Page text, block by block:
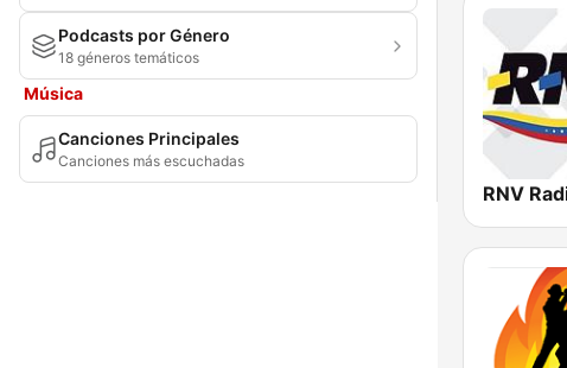
Podcasts por Género
18 géneros temáticos
Música
Canciones Principales
Canciones más escuchadas